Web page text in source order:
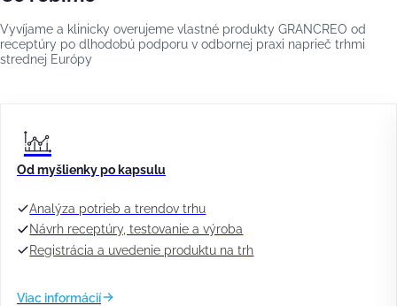
Vyvíjame a klinicky overujeme vlastné produkty GRANCREO od
receptúry po dlhodobú podporu v odbornej praxi naprieč trhmi
strednej Európy
Od myšlienky po kapsulu
Analýza potrieb a trendov trhu
Návrh receptúry, testovanie a výroba
Registrácia a uvedenie produktu na trh
Viac informácií